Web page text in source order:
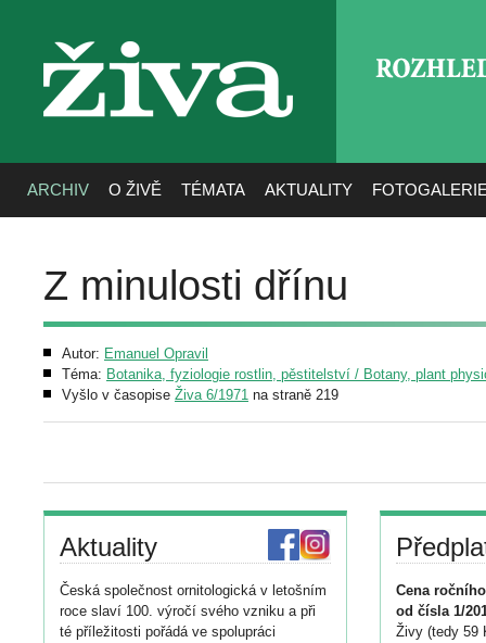
živa
ARCHIV O ŽIVĚ TÉMATA AKTUALITY
Z minulosti dřínu
Autor: Emanuel Opravil
Téma: Botanika, fyziologie rostlin, pěstitelství / Botany, plant
Vyšlo v časopise Živa 6/1971 na straně 219
Aktuality
Česká společnost ornitologická v letošním
roce slaví 100. výročí svého vzniku a při
té příležitosti pořádá ve spolupráci
Cena
od čísla 1/
Živy (tedy 59